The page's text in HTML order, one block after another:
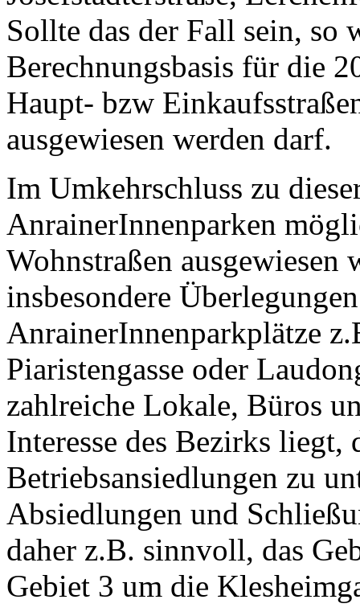
Sollte das der Fall sein, so
Berechnungsbasis für die
Haupt- bzw
ausgewiesen werden darf.
Im Umkehrschluss zu
AnrainerInnenparken
Wohnstraßen
insbesondere
AnrainerInnenparkplätze
Piaristengasse oder
zahlreiche Lokale, Büros
Interesse des Bezirks liegt,
Betriebsansiedlungen zu
Absiedlungen und
daher z.B. sinnvoll, das
Gebiet 3 um die